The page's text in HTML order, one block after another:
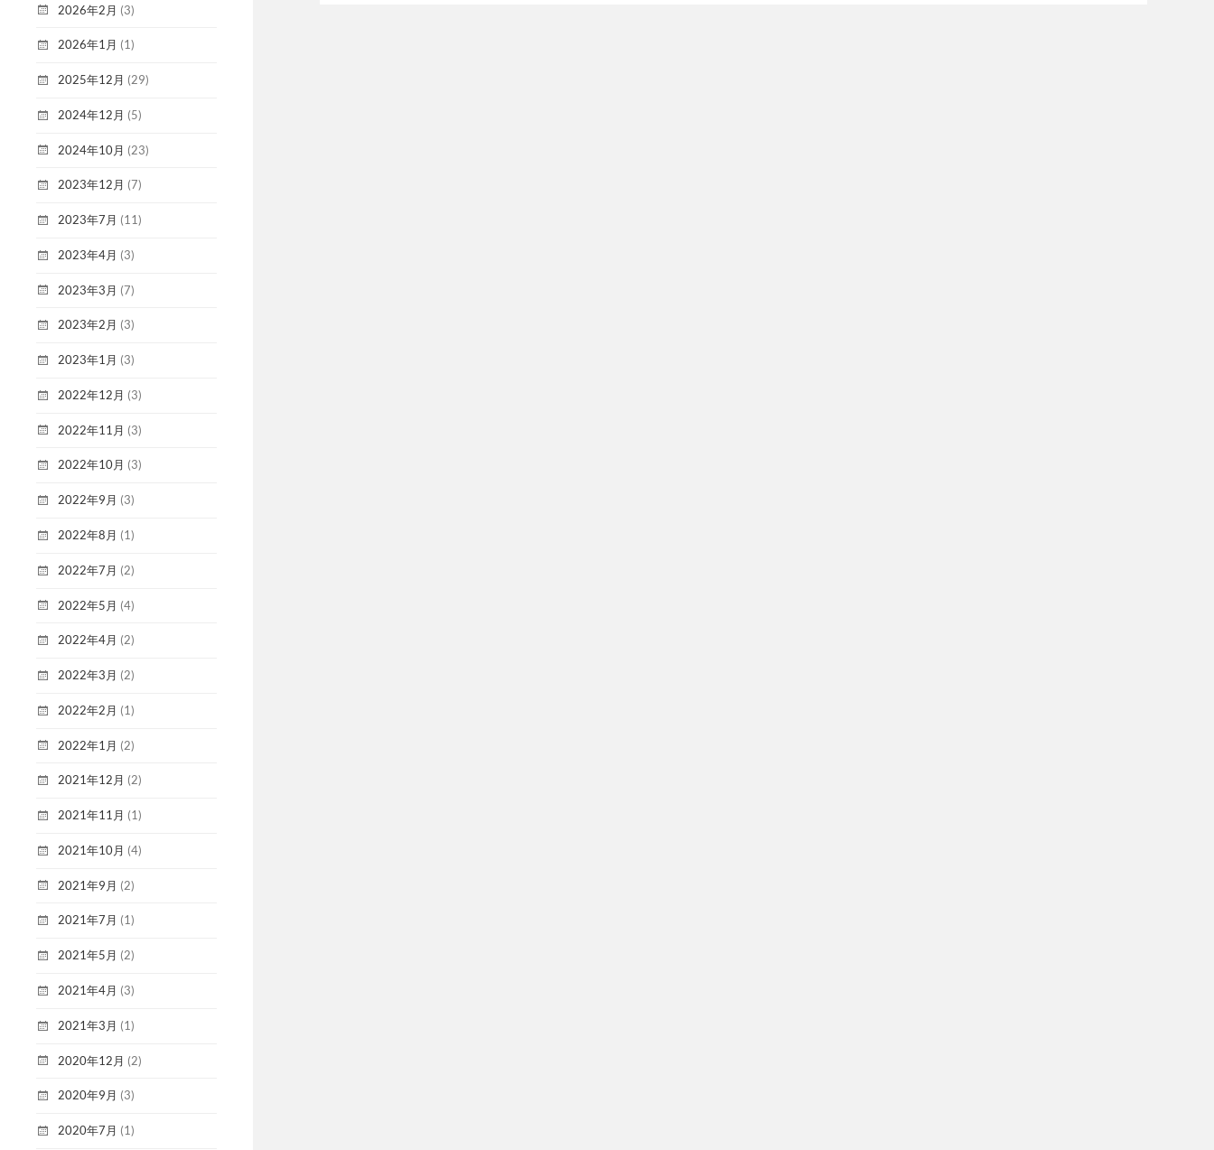
2026年2月 (3)
2026年1月 (1)
2025年12月 (29)
2024年12月 (5)
2024年10月 (23)
2023年12月 (7)
2023年7月 (11)
2023年4月 (3)
2023年3月 (7)
2023年2月 (3)
2023年1月 (3)
2022年12月 (3)
2022年11月 (3)
2022年10月 (3)
2022年9月 (3)
2022年8月 (1)
2022年7月 (2)
2022年5月 (4)
2022年4月 (2)
2022年3月 (2)
2022年2月 (1)
2022年1月 (2)
2021年12月 (2)
2021年11月 (1)
2021年10月 (4)
2021年9月 (2)
2021年7月 (1)
2021年5月 (2)
2021年4月 (3)
2021年3月 (1)
2020年12月 (2)
2020年9月 (3)
2020年7月 (1)